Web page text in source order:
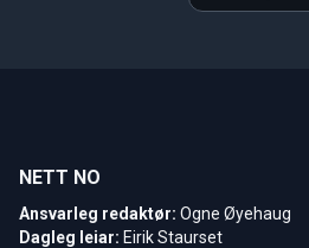
NETT NO
Ansvarleg redaktør: Ogne Øyehaug
Dagleg leiar: Eirik Staurset